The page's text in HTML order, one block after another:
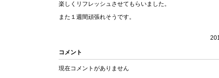
楽しくリフレッシュさせてもらいました。
また１週間頑張れそうです。
コメント
現在コメントがありません